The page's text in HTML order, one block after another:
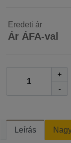
Eredeti ár
Ár ÁFA-val
+
-
Leírás